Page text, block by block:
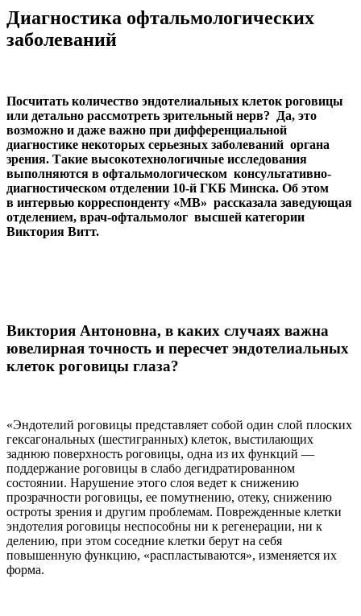
Диагностика офтальмологических
заболеваний
Посчитать количество эндотелиальных клеток роговицы
или детально рассмотреть зрительный нерв? Да, это
возможно и даже важно при дифференциальной
диагностике некоторых серьезных заболеваний органа
зрения. Такие высокотехнологичные исследования
выполняются в офтальмологическом консультативно-
диагностическом отделении 10-й ГКБ Минска. Об этом
в интервью корреспонденту «МВ» рассказала заведующая
отделением, врач-офтальмолог высшей категории
Виктория Витт.
Виктория Антоновна, в каких случаях важна
ювелирная точность и пересчет эндотелиальных
клеток роговицы глаза?
«Эндотелий роговицы представляет собой один слой плоских
гексагональных (шестигранных) клеток, выстилающих
заднюю поверхность роговицы, одна из их функций —
поддержание роговицы в слабо дегидратированном
состоянии. Нарушение этого слоя ведет к снижению
прозрачности роговицы, ее помутнению, отеку, снижению
остроты зрения и другим проблемам. Поврежденные клетки
эндотелия роговицы неспособны ни к регенерации, ни к
делению, при этом соседние клетки берут на себя
повышенную функцию, «распластываются», изменяется их
форма.